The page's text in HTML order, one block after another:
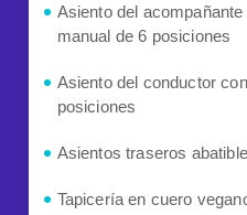
Asiento del
manual de 6 posiciones
Asiento del conductor
posiciones
Asientos traseros
Tapicería en cuero